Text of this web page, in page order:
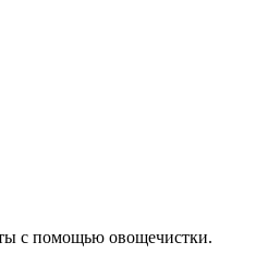
с помощью овощечистки.